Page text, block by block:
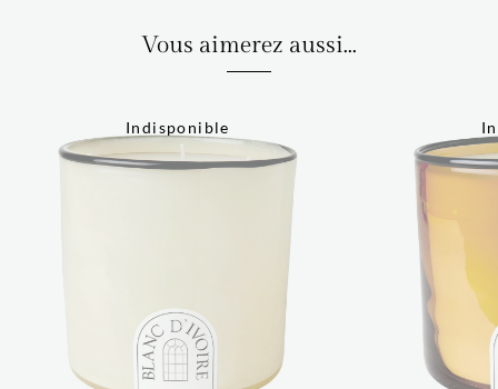
Vous aimerez aussi...
Indisponible